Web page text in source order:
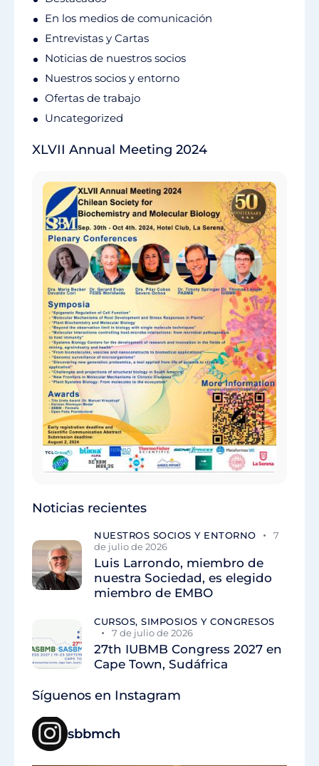
En los medios de comunicación
Entrevistas y Cartas
Noticias de nuestros socios
Nuestros socios y entorno
Ofertas de trabajo
Uncategorized
XLVII Annual Meeting 2024
Noticias recientes
NUESTROS SOCIOS Y ENTORNO
7
de julio de 2026
Luis Larrondo, miembro de
nuestra Sociedad, es elegido
miembro de EMBO
CURSOS, SIMPOSIOS Y CONGRESOS
7 de julio de 2026
27th IUBMB Congress 2027 en
Cape Town, Sudáfrica
Síguenos en Instagram
sbbmch